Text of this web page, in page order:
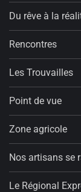
Du rêve à la
Rencontres
Les Trouvailles
Point de vue
Zone agricole
Nos artisans se
Le Régional